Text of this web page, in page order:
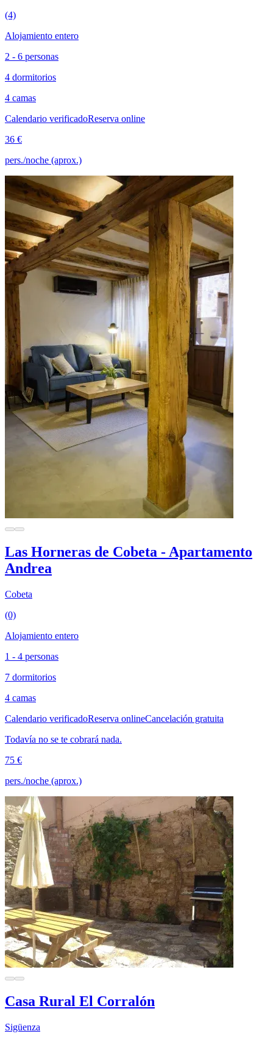
(4)
Alojamiento entero
2 - 6 personas
4 dormitorios
4 camas
Calendario verificadoReserva online
36 €
pers./noche (aprox.)
Las Horneras de Cobeta - Apartamento
Andrea
Cobeta
(0)
Alojamiento entero
1 - 4 personas
7 dormitorios
4 camas
Calendario verificadoReserva onlineCancelación gratuita
Todavía no se te cobrará nada.
75 €
pers./noche (aprox.)
Casa Rural El Corralón
Sigüenza